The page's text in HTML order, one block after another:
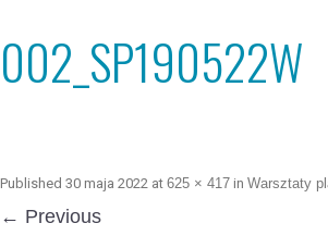
002_SP190522W
Published 30 maja 2022 at 625 × 417 in Warsztaty
← Previous